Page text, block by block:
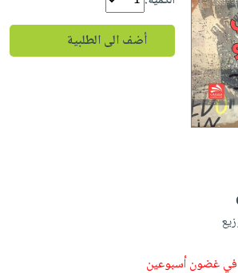
أضف الى الطلبية
في غضون أسبوعين